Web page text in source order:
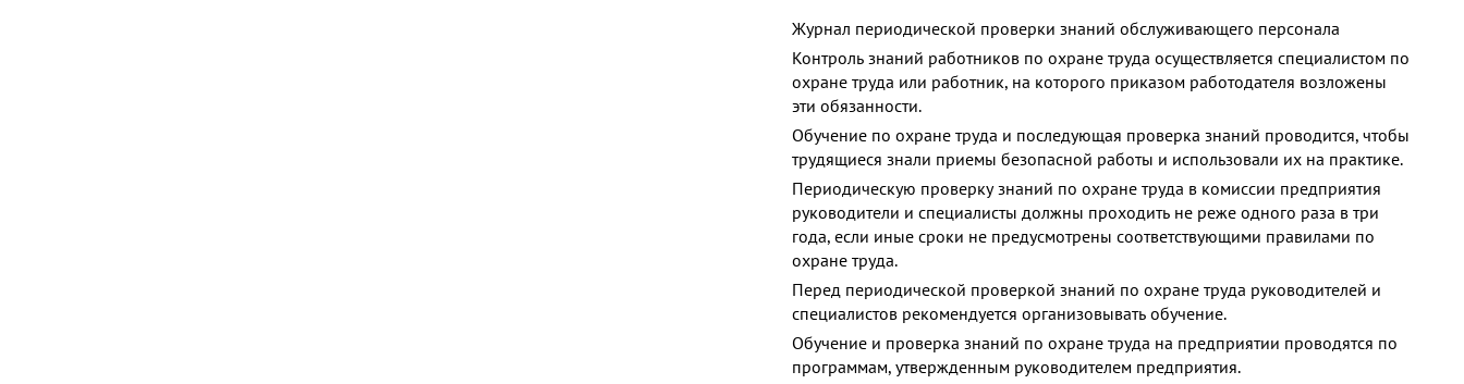
Журнал периодической проверки знаний обслуживающего персонала
Контроль знаний работников по охране труда осуществляется специалистом по
охране труда или работник, на которого приказом работодателя возложены
эти обязанности.
Обучение по охране труда и последующая проверка знаний проводится, чтобы
трудящиеся знали приемы безопасной работы и использовали их на практике.
Периодическую проверку знаний по охране труда в комиссии предприятия
руководители и специалисты должны проходить не реже одного раза в три
года, если иные сроки не предусмотрены соответствующими правилами по
охране труда.
Перед периодической проверкой знаний по охране труда руководителей и
специалистов рекомендуется организовывать обучение.
Обучение и проверка знаний по охране труда на предприятии проводятся по
программам, утвержденным руководителем предприятия.